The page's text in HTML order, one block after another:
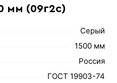
мм (09г2с)
Серый
1500 мм
Россия
ГОСТ 19903-74